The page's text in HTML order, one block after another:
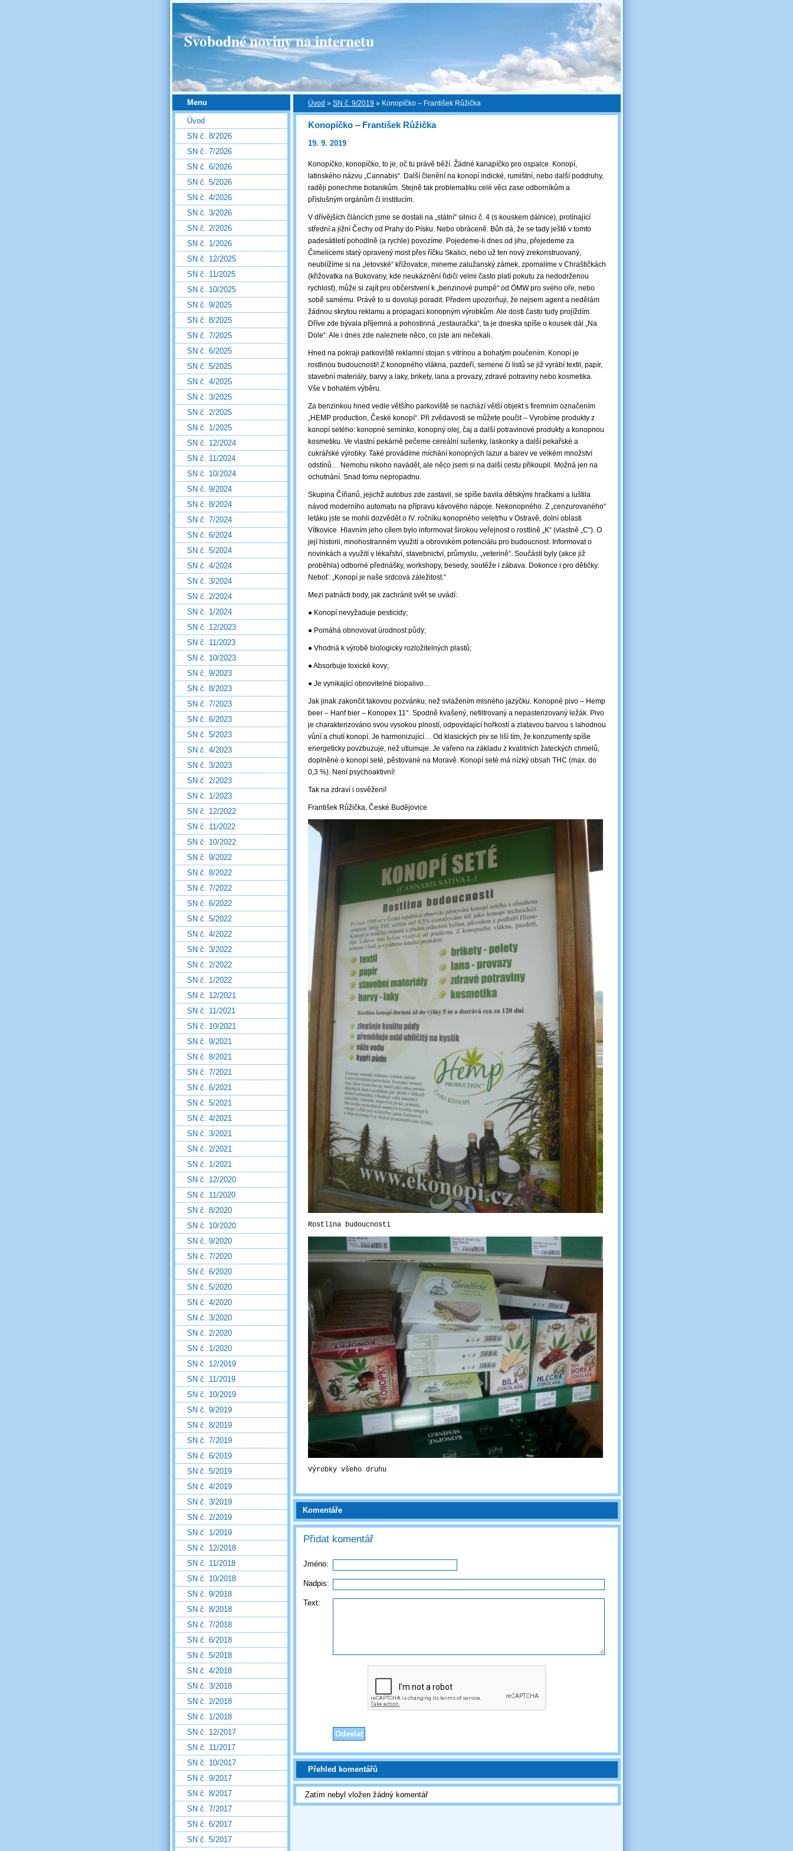
Svobodné noviny na internetu
Úvod » SN č. 9/2019 » Konopíčko ‒ František Růžička
Konopíčko ‒ František Růžička
19. 9. 2019
Konopíčko, konopíčko, to je, oč tu právě běží. Žádné kanapíčko pro ospalce. Konopí,
latinského názvu „Cannabis“. Další členění na konopí indické, rumištní, nebo další poddruhy,
raději ponechme botanikům. Stejně tak problematiku celé věci zase odborníkům a
příslušným orgánům či institucím.
V dřívějších článcích jsme se dostali na „státní“ silnici č. 4 (s kouskem dálnice), protínající
střední a jižní Čechy od Prahy do Písku. Nebo obráceně. Bůh dá, že se tady ještě v tomto
padesátiletí pohodlně (a rychle) povozíme. Pojedeme-li dnes od jihu, přejedeme za
Čimelicemi starý opravený most přes říčku Skalici, nebo už ten nový zrekonstruovaný,
neublížíme si na „letovské“ křižovatce, mineme zalužanský zámek, zpomalíme v Chraštičkách
(křižovatka na Bukovany, kde neukáznění řidiči velmi často platí pokutu za nedodrženou
rychlost), může si zajít pro občerstvení k „benzinové pumpě“ od ÖMW pro svého oře, nebo
sobě samému. Právě to si dovoluji poradit. Předem upozorňuji, že nejsem agent a nedělám
žádnou skrytou reklamu a propagaci konopným výrobkům. Ale dosti často tudy projíždím.
Dříve zde bývala příjemná a pohostinná „restauračka“, ta je dneska spíše o kousek dál „Na
Dole“. Ale i dnes zde naleznete něco, co jste ani nečekali.
Hned na pokraji parkoviště reklamní stojan s vitrínou a bohatým poučením. Konopí je
rostlinou budoucnosti! Z konopného vlákna, pazdeří, semene či listů se již vyrábí textil, papír,
stavební materiály, barvy a laky, brikety, lana a provazy, zdravé potraviny nebo kosmetika.
Vše v bohatém výběru.
Za benzinkou hned vedle většího parkoviště se nachází větší objekt s firemním označením
„HEMP production, České konopí“. Při zvědavosti se můžete poučit – Vyrobíme produkty z
konopí setého: konopné semínko, konopný olej, čaj a další potravinové produkty a konopnou
kosmetiku. Ve vlastní pekárně pečeme cereální sušenky, laskonky a další pekařské a
cukrářské výrobky. Také provádíme míchání konopných lazur a barev ve velkém množství
odstínů… Nemohu nikoho navádět, ale něco jsem si na další cestu přikoupil. Možná jen na
ochutnání. Snad tomu nepropadnu.
Skupina Číňanů, jejichž autobus zde zastavil, se spíše bavila dětskými hračkami a luštila
návod moderního automatu na přípravu kávového nápoje. Nekonopného. Z „cenzurovaného“
letáku jste se mohli dozvědět o IV. ročníku konopného veletrhu v Ostravě, dolní oblasti
Vítkovice. Hlavním jeho cílem bylo informovat širokou veřejnost o rostlině „K“ (vlastně „C“). O
její historii, mnohostranném využití a obrovském potenciálu pro budoucnost. Informovat o
novinkách a využití v lékařství, stavebnictví, průmyslu, „veterině“. Součástí byly (akce již
proběhla) odborné přednášky, workshopy, besedy, soutěže i zábava. Dokonce i pro dětičky.
Neboť: „Konopí je naše srdcová záležitost.“
Mezi patnácti body, jak zachránit svět se uvádí:
● Konopí nevyžaduje pesticidy;
● Pomáhá obnovovat úrodnost půdy;
● Vhodná k výrobě biologicky rozložitelných plastů;
● Absorbuje toxické kovy;
● Je vynikající obnovitelné biopalivo…
Jak jinak zakončit takovou pozvánku, než svlažením mlsného jazýčku. Konopné pivo – Hemp
beer – Hanf bier – Konopex 11°. Spodně kvašený, nefiltrovaný a nepasterizovaný ležák. Pivo
je charakterizováno svou vysokou plností, odpovídající hořkostí a zlatavou barvou s lahodnou
vůní a chutí konopí. Je harmonizující… Od klasických piv se liší tím, že konzumenty spíše
energeticky povzbuzuje, než utlumuje. Je vařeno na základu z kvalitních žateckých chmelů,
doplněné o konopí seté, pěstované na Moravě. Konopí seté má nízký obsah THC (max. do
0,3 %). Není psychoaktivní!
Tak na zdraví i osvěžení!
František Růžička, České Budějovice
Rostlina budoucnosti
Výrobky všeho druhu
Komentáře
Přidat komentář
Jméno:
Nadpis:
Text:
Přehled komentářů
Zatím nebyl vložen žádný komentář
Menu
Úvod
SN č. 8/2026
SN č. 7/2026
SN č. 6/2026
SN č. 5/2026
SN č. 4/2026
SN č. 3/2026
SN č. 2/2026
SN č. 1/2026
SN č. 12/2025
SN č. 11/2025
SN č. 10/2025
SN č. 9/2025
SN č. 8/2025
SN č. 7/2025
SN č. 6/2025
SN č. 5/2025
SN č. 4/2025
SN č. 3/2025
SN č. 2/2025
SN č. 1/2025
SN č. 12/2024
SN č. 11/2024
SN č. 10/2024
SN č. 9/2024
SN č. 8/2024
SN č. 7/2024
SN č. 6/2024
SN č. 5/2024
SN č. 4/2024
SN č. 3/2024
SN č. 2/2024
SN č. 1/2024
SN č. 12/2023
SN č. 11/2023
SN č. 10/2023
SN č. 9/2023
SN č. 8/2023
SN č. 7/2023
SN č. 6/2023
SN č. 5/2023
SN č. 4/2023
SN č. 3/2023
SN č. 2/2023
SN č. 1/2023
SN č. 12/2022
SN č. 11/2022
SN č. 10/2022
SN č. 9/2022
SN č. 8/2022
SN č. 7/2022
SN č. 6/2022
SN č. 5/2022
SN č. 4/2022
SN č. 3/2022
SN č. 2/2022
SN č. 1/2022
SN č. 12/2021
SN č. 11/2021
SN č. 10/2021
SN č. 9/2021
SN č. 8/2021
SN č. 7/2021
SN č. 6/2021
SN č. 5/2021
SN č. 4/2021
SN č. 3/2021
SN č. 2/2021
SN č. 1/2021
SN č. 12/2020
SN č. 11/2020
SN č. 8/2020
SN č. 10/2020
SN č. 9/2020
SN č. 7/2020
SN č. 6/2020
SN č. 5/2020
SN č. 4/2020
SN č. 3/2020
SN č. 2/2020
SN č. 1/2020
SN č. 12/2019
SN č. 11/2019
SN č. 10/2019
SN č. 9/2019
SN č. 8/2019
SN č. 7/2019
SN č. 6/2019
SN č. 5/2019
SN č. 4/2019
SN č. 3/2019
SN č. 2/2019
SN č. 1/2019
SN č. 12/2018
SN č. 11/2018
SN č. 10/2018
SN č. 9/2018
SN č. 8/2018
SN č. 7/2018
SN č. 6/2018
SN č. 5/2018
SN č. 4/2018
SN č. 3/2018
SN č. 2/2018
SN č. 1/2018
SN č. 12/2017
SN č. 11/2017
SN č. 10/2017
SN č. 9/2017
SN č. 8/2017
SN č. 7/2017
SN č. 6/2017
SN č. 5/2017